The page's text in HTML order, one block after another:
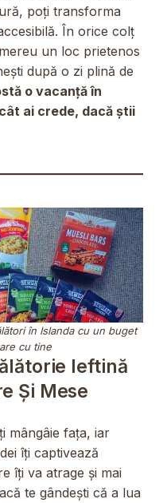
poți transforma
În orice colț
un loc prietenos
după o zi plină de
o vacanță în
ai crede, dacă știi
în Islanda cu un buget
cu tine
Ieftină
Și Mese
mângâie fața, iar
îți captivează
îți va atrage și mai
te gândești că a lua